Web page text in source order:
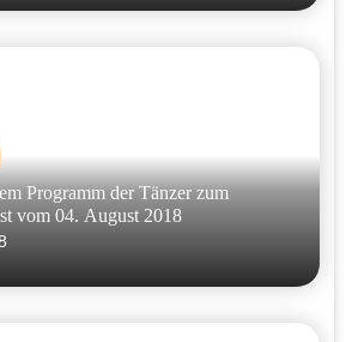
Programm der Tänzer zum
vom 04. August 2018